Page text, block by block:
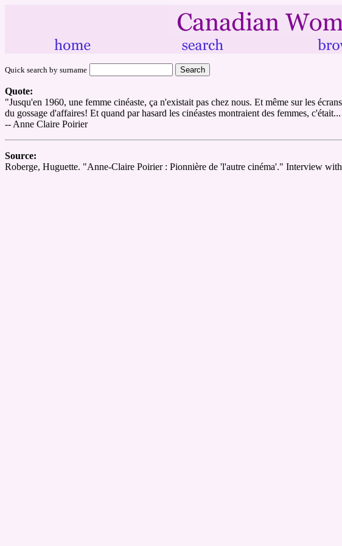
Quick search by surname
Quote:
"Jusqu'en 1960, une femme cinéaste, ça n'existait pas chez nous. Et même sur les
du gossage d'affaires! Et quand par hasard les cinéastes montraient des femmes,
-- Anne Claire Poirier
Source:
Roberge, Huguette. "Anne-Claire Poirier : Pionnière de 'l'autre cinéma'." Interview